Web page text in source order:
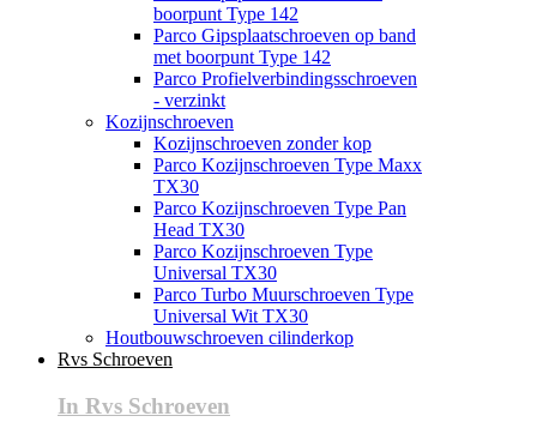
boorpunt Type 142
Parco Gipsplaatschroeven op band
met boorpunt Type 142
Parco Profielverbindingsschroeven
- verzinkt
Kozijnschroeven
Kozijnschroeven zonder kop
Parco Kozijnschroeven Type Maxx
TX30
Parco Kozijnschroeven Type Pan
Head TX30
Parco Kozijnschroeven Type
Universal TX30
Parco Turbo Muurschroeven Type
Universal Wit TX30
Houtbouwschroeven cilinderkop
Rvs Schroeven
In Rvs Schroeven